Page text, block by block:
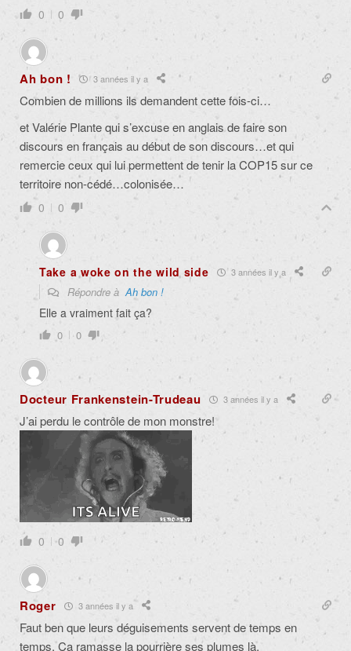
0 0
Ah bon ! 3 années il y a
Combien de millions ils demandent cette fois-ci…
et Valérie Plante qui s’excuse en anglais de faire son
discours en français au début de son discours…et qui
remercie ceux qui lui permettent de tenir la COP15 sur ce
territoire non-cédé…colonisée…
0 0
Take a woke on the wild side 3 années il y a
Répondre àAh bon !
Elle a vraiment fait ça?
0 0
Docteur Frankenstein-Trudeau 3 années il y a
J’ai perdu le contrôle de mon monstre!
0 0
Roger 3 années il y a
Faut ben que leurs déguisements servent de temps en
temps. Ça ramasse la pourrière ses plumes là.